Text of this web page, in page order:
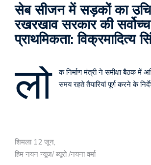
सेब सीजन में सड़कों का
रखरखाव सरकार की सर्वोच्च
प्राथमिकता: विक्रमादित्य
लो
क निर्माण मंत्री ने समीक्षा बैठक में
समय रहते तैयारियां पूर्ण करने के
शिमला 12 जून,
हिम नयन न्यूज/ ब्यूरो /नयना वर्मा